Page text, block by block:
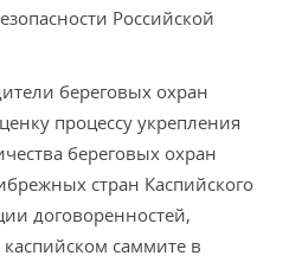
Российской
береговых охран
процессу укрепления
береговых охран
стран Каспийского
договоренностей,
саммите в